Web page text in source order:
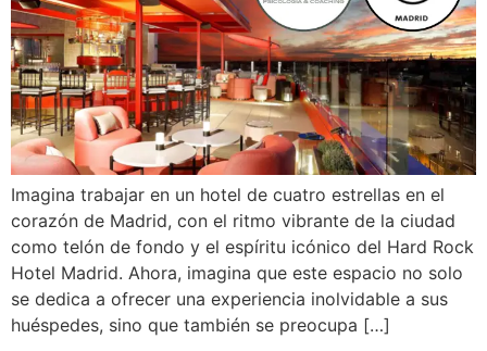
Imagina trabajar en un hotel de cuatro estrellas en el
corazón de Madrid, con el ritmo vibrante de la ciudad
como telón de fondo y el espíritu icónico del Hard Rock
Hotel Madrid. Ahora, imagina que este espacio no solo
se dedica a ofrecer una experiencia inolvidable a sus
huéspedes, sino que también se preocupa […]